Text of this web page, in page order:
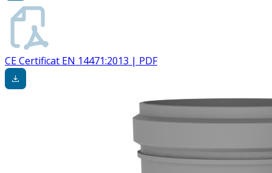
CE Certificat EN 14471:2013 | PDF